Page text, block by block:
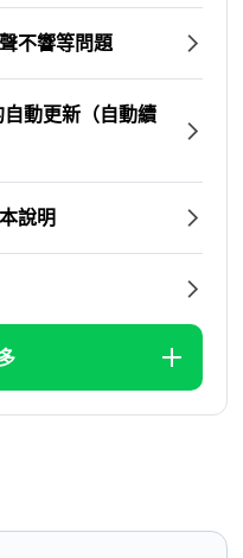
不響等問題
動更新（自動續
說明